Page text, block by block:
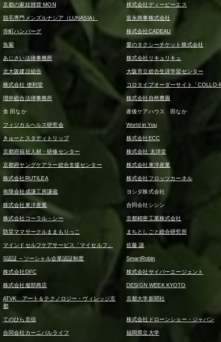
京都の家紋雑貨 MON 株式会社ディーピーエス
脱毛専門メンズルナシア（LUNASIA） 富永商事株式会社
寺町ハンバーグ 株式会社CADEAU
魚菊 愛のタクシーチケット株式会社
あじさい法律事務所 株式会社リキュリキュ
北大阪建設組合 大阪市立総合生涯学習センター
株式会社 便利堂 コロタイプオーダーサイト「COLLO-
増井総合法律事務所 株式会社自然農園
舎 田なか 産後ケアハウス 田なか
フィジカルヘルス研究会 World in You
きゅーとスタディトリップ 株式会社ECC
京都府福祉人材・研修センター 株式会社 太洋堂
京都府ヤングケアラー総合支援センター 株式会社東洋産業
株式会社RUTILEA 株式会社フロッツカーネル
有限会社成謙工房謙蔵 ヨシダ株式会社
株式会社東洋産業 合同会社シシン
株式会社コーラル・シー 京都精密工業株式会社
防災ママサークルままもりっこ まちとしごと総合研究所
マインドセルフケアサービス「マイセルフ」 佐藤 譲
S認証 – ソーシャル企業認証制度 SmartRobin
株式会社DFC 株式会社サイバーエージェント
株式会社服部商店 DESIGN WEEK KYOTO
ATVK アート＆テクノロジー・ヴィレッジ京
都
京都大学新聞社
てのひら京信 株式会社ドローンショー・ジャパン
合同会社カーニバルライフ 福岡県立大学